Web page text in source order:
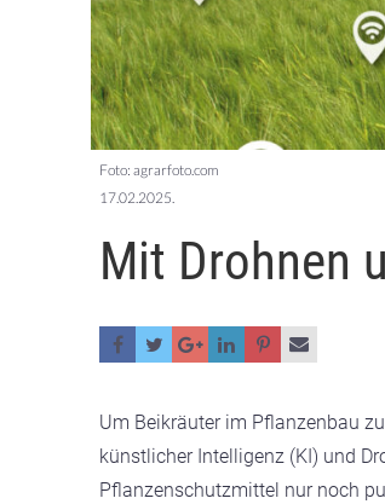
Foto: agrarfoto.com
17.02.2025.
Mit Drohnen
Um Beikräuter im Pflanzenbau
künstlicher Intelligenz (KI) und
Pflanzenschutzmittel nur noch